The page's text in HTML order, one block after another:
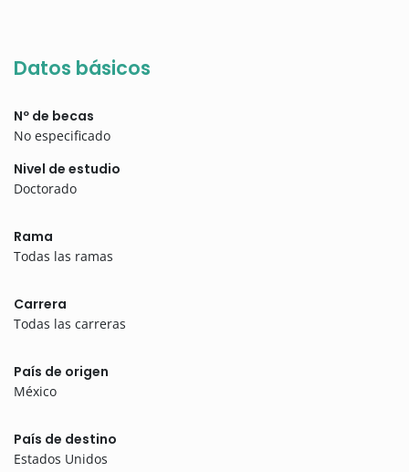
Datos básicos
Nº de becas
No especificado
Nivel de estudio
Doctorado
Rama
Todas las ramas
Carrera
Todas las carreras
País de origen
México
País de destino
Estados Unidos